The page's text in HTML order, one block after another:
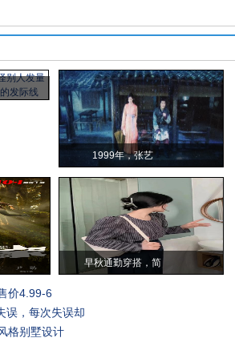
1999年，张艺
早秋通勤穿搭，简
价4.99-6
误，每次失误却
格别墅设计